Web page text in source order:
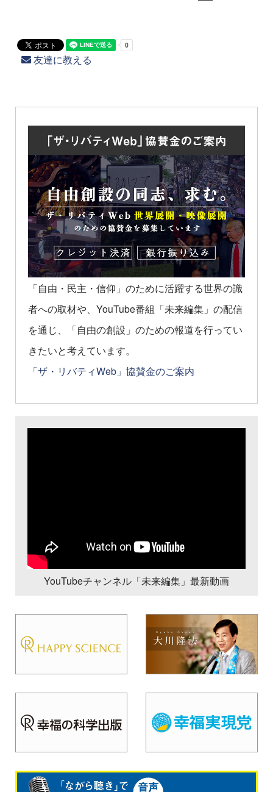
友達に教える
「自由・民主・信仰」のために活躍する世界の識
者への取材や、YouTube番組「未来編集」の配信
を通じ、「自由の創設」のための報道を行ってい
きたいと考えています。
「ザ・リバティWeb」協賛金のご案内
YouTubeチャンネル「未来編集」最新動画